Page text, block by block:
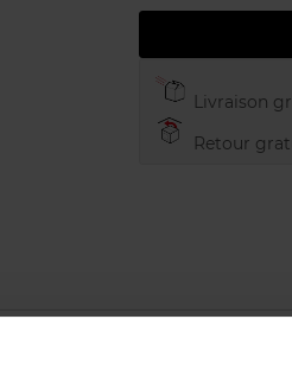
Livraison
Retour